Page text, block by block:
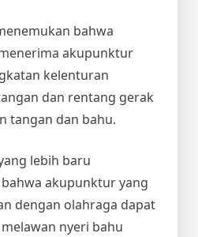
bahwa
akupunktur
kelenturan
dan rentang gerak
tangan dan bahu.
lebih baru
akupunktur yang
dengan olahraga dapat
nyeri bahu